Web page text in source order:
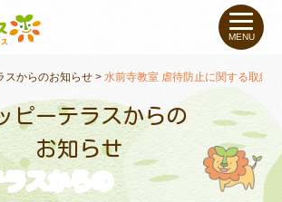
ついて
お子さま（０〜６才）
高校生の お子さま
MENU
スからのお知らせ >水前寺教室 虐待防止に関する取組み
ピーテラスからの
お知らせ
スからの